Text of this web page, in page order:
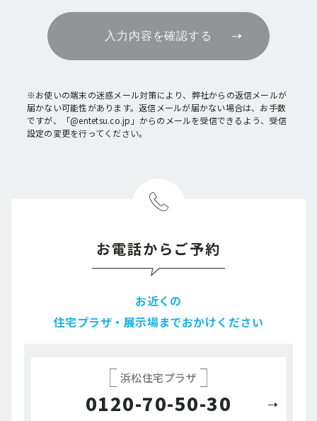
入力内容を確認する
※お使いの端末の迷惑メール対策により、弊社からの返信メールが
届かない可能性があります。返信メールが届かない場合は、お手数
ですが、「@entetsu.co.jp」からのメールを受信できるよう、受信
設定の変更を行ってください。
お電話からご予約
お近くの
住宅プラザ・展示場までおかけください
浜松住宅プラザ
0120-70-50-30